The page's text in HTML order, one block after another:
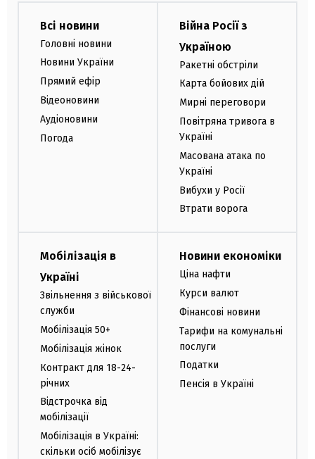
Всі новини
Головні новини
Новини України
Прямий ефір
Відеоновини
Аудіоновини
Погода
Війна Росії з
Україною
Ракетні обстріли
Карта бойових дій
Мирні переговори
Повітряна тривога в
Україні
Масована атака по
Україні
Вибухи у Росії
Втрати ворога
Мобілізація в
Україні
Звільнення з військової
служби
Мобілізація 50+
Мобілізація жінок
Контракт для 18-24-
річних
Відстрочка від
мобілізації
Мобілізація в Україні:
скільки осіб мобілізує
Новини економіки
Ціна нафти
Курси валют
Фінансові новини
Тарифи на комунальні
послуги
Податки
Пенсія в Україні